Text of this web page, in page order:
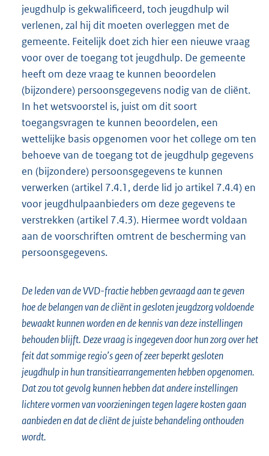
jeugdhulp is gekwalificeerd, toch jeugdhulp wil
verlenen, zal hij dit moeten overleggen met de
gemeente. Feitelijk doet zich hier een nieuwe vraag
voor over de toegang tot jeugdhulp. De gemeente
heeft om deze vraag te kunnen beoordelen
(bijzondere) persoonsgegevens nodig van de cliënt.
In het wetsvoorstel is, juist om dit soort
toegangsvragen te kunnen beoordelen, een
wettelijke basis opgenomen voor het college om ten
behoeve van de toegang tot de jeugdhulp gegevens
en (bijzondere) persoonsgegevens te kunnen
verwerken (artikel 7.4.1, derde lid jo artikel 7.4.4) en
voor jeugdhulpaanbieders om deze gegevens te
verstrekken (artikel 7.4.3). Hiermee wordt voldaan
aan de voorschriften omtrent de bescherming van
persoonsgegevens.
De leden van de VVD-fractie hebben gevraagd aan te geven
hoe de belangen van de cliënt in gesloten jeugdzorg voldoende
bewaakt kunnen worden en de kennis van deze instellingen
behouden blijft. Deze vraag is ingegeven door hun zorg over het
feit dat sommige regio’s geen of zeer beperkt gesloten
jeugdhulp in hun transitiearrangementen hebben opgenomen.
Dat zou tot gevolg kunnen hebben dat andere instellingen
lichtere vormen van voorzieningen tegen lagere kosten gaan
aanbieden en dat de cliënt de juiste behandeling onthouden
wordt.